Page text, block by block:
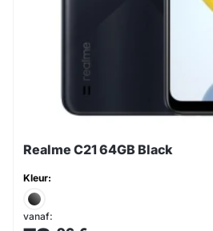
Realme C21 64GB Black
Kleur:
vanaf: